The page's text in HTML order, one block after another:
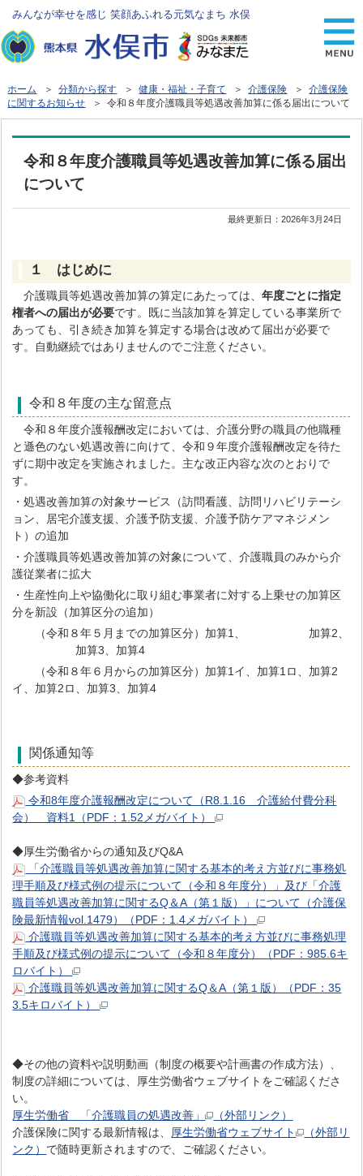
みんなが幸せを感じ 笑顔あふれる元気なまち 水俣
ホーム ＞分類から探す ＞健康・福祉・子育て ＞介護保険 ＞介護保険
に関するお知らせ ＞ 令和８年度介護職員等処遇改善加算に係る届出について
令和８年度介護職員等処遇改善加算に係る届出
について
最終更新日：2026年3月24日
１ はじめに
介護職員等処遇改善加算の算定にあたっては、年度ごとに指定
権者への届出が必要です。既に当該加算を算定している事業所で
あっても、引き続き加算を算定する場合は改めて届出が必要で
す。自動継続ではありませんのでご注意ください。
令和８年度の主な留意点
令和８年度介護報酬改定においては、介護分野の職員の他職種
と遜色のない処遇改善に向けて、令和９年度介護報酬改定を待た
ずに期中改定を実施されました。主な改正内容な次のとおりで
す。
・処遇改善加算の対象サービス（訪問看護、訪問リハビリテーシ
ョン、居宅介護支援、介護予防支援、介護予防ケアマネジメン
ト）の追加
・介護職員等処遇改善加算の対象について、介護職員のみから介
護従業者に拡大
・生産性向上や協働化に取り組む事業者に対する上乗せの加算区
分を新設（加算区分の追加）
（令和８年５月までの加算区分）加算1、 加算2、
加算3、加算4
（令和８年６月からの加算区分）加算1イ、加算1ロ、加算2
イ、加算2ロ、加算3、加算4
関係通知等
◆参考資料
令和8年度介護報酬改定について（R8.1.16 介護給付費分科
会） 資料1（PDF：1.52メガバイト）
◆厚生労働省からの通知及びQ&A
「介護職員等処遇改善加算に関する基本的考え方並びに事務処
理手順及び様式例の提示について（令和８年度分）」及び「介護
職員等処遇改善加算に関するQ＆A（第１版）」について（介護保
険最新情報vol.1479）（PDF：1.4メガバイト）
介護職員等処遇改善加算に関する基本的考え方並びに事務処理
手順及び様式例の提示について（令和８年度分）（PDF：985.6キ
ロバイト）
介護職員等処遇改善加算に関するQ＆A（第１版）（PDF：35
3.5キロバイト）
◆その他の資料や説明動画（制度の概要や計画書の作成方法）、
制度の詳細については、厚生労働省ウェブサイトをご確認くださ
い。
厚生労働省 「介護職員の処遇改善」
（外部リンク）
介護保険に関する最新情報は、 厚生労働省ウェブサイト
（外部リ
ンク） で随時更新されますので、ご確認ください。